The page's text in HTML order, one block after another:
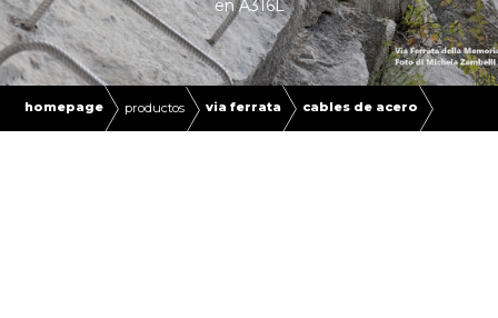
en A316L
homepage productos via ferrata cables de acero